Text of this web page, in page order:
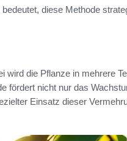
bedeutet, diese Methode
wird die Pflanze in mehrere
fördert nicht nur das
Einsatz dieser